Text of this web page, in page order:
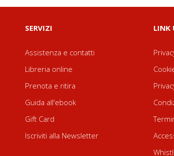
SERVIZI
Assistenza e contatti
Libreria online
Prenota e ritira
Guida all'ebook
Gift Card
Iscriviti alla Newsletter
LINK